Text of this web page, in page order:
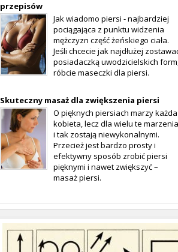
przepisów
Jak wiadomo piersi - najbardziej
pociągająca z punktu widzenia
mężczyzn część żeńskiego ciała.
Jeśli chcecie jak najdłużej
posiadaczką uwodzicielskich
róbcie maseczki dla piersi.
Skuteczny masaż dla zwiększenia piersi
O pięknych piersiach marzy każda
kobieta, lecz dla wielu te marzenia
i tak zostają niewykonalnymi.
Przecież jest bardzo prosty i
efektywny sposób zrobić piersi
pięknymi i nawet zwiększyć –
masaż piersi.